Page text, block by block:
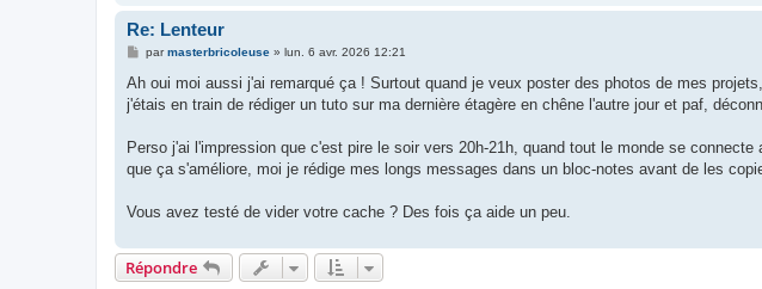
Re: Lenteur
M
s
a
parmasterbricoleuse» lun. 6 avr. 2026 12:21
Ah oui moi aussi j'ai remarqué ça ! Surtout quand je veux poster des photos de mes
j'étais en train de rédiger un tuto sur ma dernière étagère en chêne l'autre jour et paf,
Perso j'ai l'impression que c'est pire le soir vers 20h-21h, quand tout le monde se
que ça s'améliore, moi je rédige mes longs messages dans un bloc-notes avant de les
Vous avez testé de vider votre cache ? Des fois ça aide un peu.
Répondre